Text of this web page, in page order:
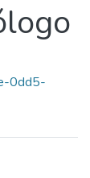
0dd5-